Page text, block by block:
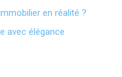
en réalité ?
avec élégance